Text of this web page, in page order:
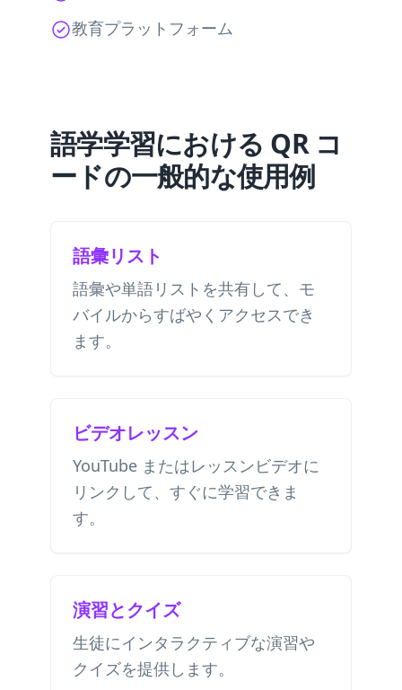
教育プラットフォーム
語学学習における QR コ
ードの一般的な使用例
語彙リスト
語彙や単語リストを共有して、モ
バイルからすばやくアクセスでき
ます。
ビデオレッスン
YouTube またはレッスンビデオに
リンクして、すぐに学習できま
す。
演習とクイズ
生徒にインタラクティブな演習や
クイズを提供します。